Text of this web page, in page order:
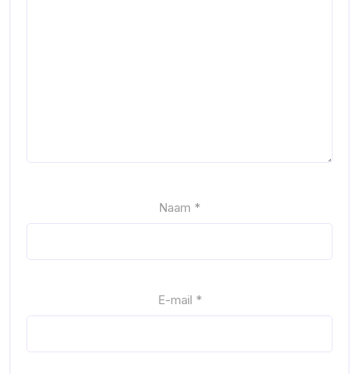
Naam *
E-mail *